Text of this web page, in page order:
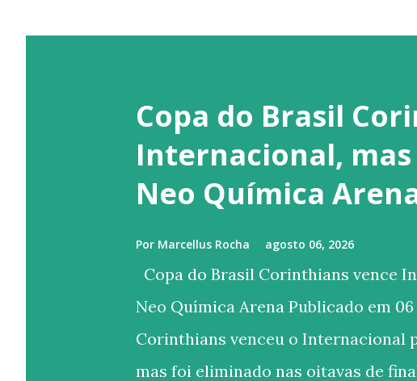
Copa do Brasil
Internacional,
Neo Química
Por Marcellus Rocha agosto 06, 2026
Copa do Brasil Corinthians vence
Neo Química Arena Publicado em
Corinthians venceu o Internacional
mas foi eliminado nas oitavas de